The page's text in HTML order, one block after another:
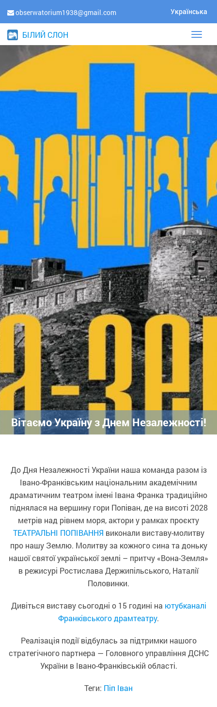
obserwatorium1938@gmail.com Українська
БІЛИЙ СЛОН
Вітаємо Україну з Днем Незалежності!
До Дня Незалежності України наша команда разом із
Івано-Франківським національним академічним
драматичним театром імені Івана Франка традиційно
піднялася на вершину гори Попіван, де на висоті 2028
метрів над рівнем моря, актори у рамках проєкту
ТЕАТРАЛЬНІ ПОПІВАННЯ виконали виставу-молитву
про нашу Землю. Молитву за кожного сина та доньку
нашої святої української землі – притчу «Вона-Земля»
в режисурі Ростислава Держипільського, Наталії
Половинки.
Дивіться виставу сьогодні о 15 годині на ютубканалі
Франківського драмтеатру.
Реалізація події відбулась за підтримки нашого
стратегічного партнера — Головного управління ДСНС
України в Івано-Франківській області.
Теги: Піп Іван